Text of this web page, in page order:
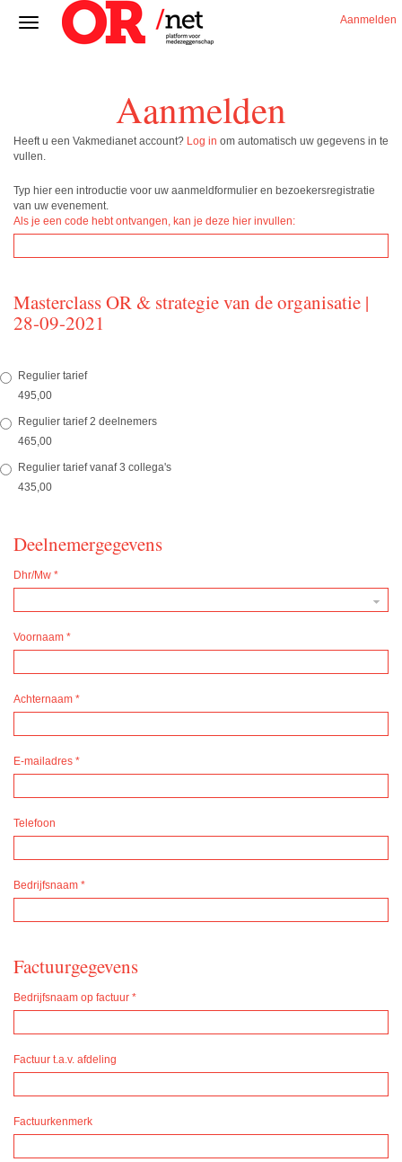
Aanmelden
Aanmelden
Heeft u een Vakmedianet account? Log in om automatisch uw gegevens in te
vullen.
Typ hier een introductie voor uw aanmeldformulier en bezoekersregistratie
van uw evenement.
Als je een code hebt ontvangen, kan je deze hier invullen:
Masterclass OR & strategie van de organisatie |
28-09-2021
Regulier tarief
495,00
Regulier tarief 2 deelnemers
465,00
Regulier tarief vanaf 3 collega's
435,00
Deelnemergegevens
Dhr/Mw *
Voornaam *
Achternaam *
E-mailadres *
Telefoon
Bedrijfsnaam *
Factuurgegevens
Bedrijfsnaam op factuur *
Factuur t.a.v. afdeling
Factuurkenmerk